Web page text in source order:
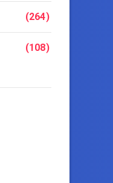
(264)
(108)